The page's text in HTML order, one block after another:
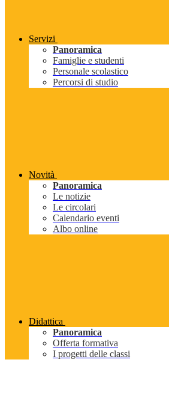
Servizi
Panoramica
Famiglie e studenti
Personale scolastico
Percorsi di studio
Novità
Panoramica
Le notizie
Le circolari
Calendario eventi
Albo online
Didattica
Panoramica
Offerta formativa
I progetti delle classi